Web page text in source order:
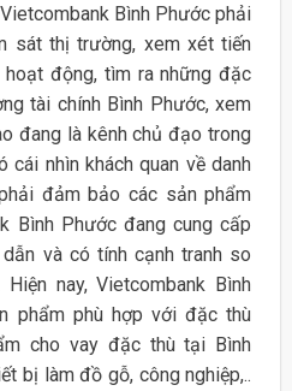
Bình Phước phải
sát thị trường, xem xét tiến
động, tìm ra những đặc
tài chính Bình Phước, xem
đang là kênh chủ đạo trong
nhìn khách quan về danh
đảm bảo các sản phẩm
Bình Phước đang cung cấp
và có tính cạnh tranh so
nay, Vietcombank Bình
phẩm phù hợp với đặc thù
cho vay đặc thù tại Bình
bị làm đồ gỗ, công nghiệp,..